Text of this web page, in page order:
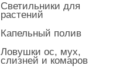
Светильники для
растений
Капельный полив
Ловушки ос, мух,
слизней и комаров